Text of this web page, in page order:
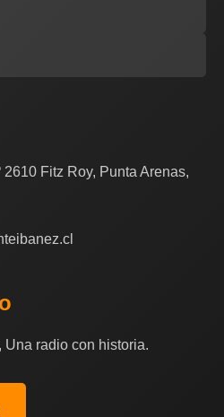
Fitz Roy, Punta Arenas,
Una radio con historia.